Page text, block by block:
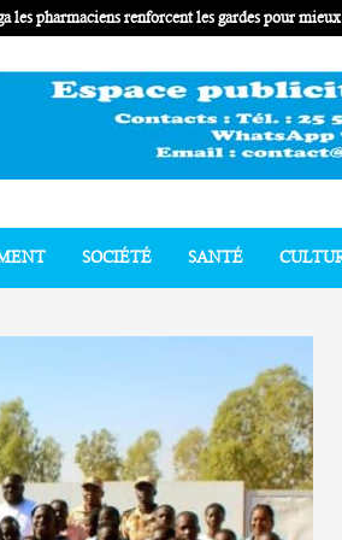
les pharmaciens renforcent les gardes pour
SOCIÉTÉ SANTÉ